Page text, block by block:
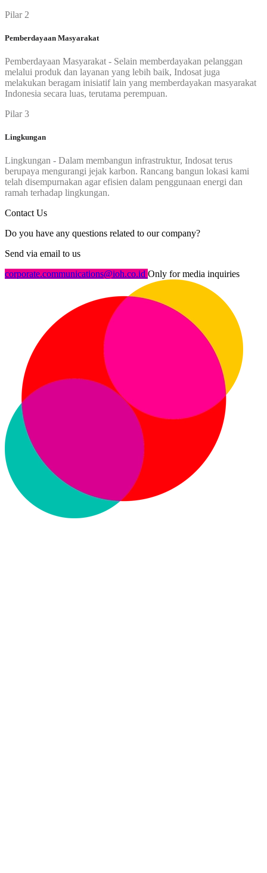
Pilar 2
Pemberdayaan Masyarakat
Pemberdayaan Masyarakat - Selain memberdayakan pelanggan
melalui produk dan layanan yang lebih baik, Indosat juga
melakukan beragam inisiatif lain yang memberdayakan masyarakat
Indonesia secara luas, terutama perempuan.
Pilar 3
Lingkungan
Lingkungan - Dalam membangun infrastruktur, Indosat terus
berupaya mengurangi jejak karbon. Rancang bangun lokasi kami
telah disempurnakan agar efisien dalam penggunaan energi dan
ramah terhadap lingkungan.
Contact Us
Do you have any questions related to our company?
Send via email to us
corporate.communications@ioh.co.id Only for media inquiries